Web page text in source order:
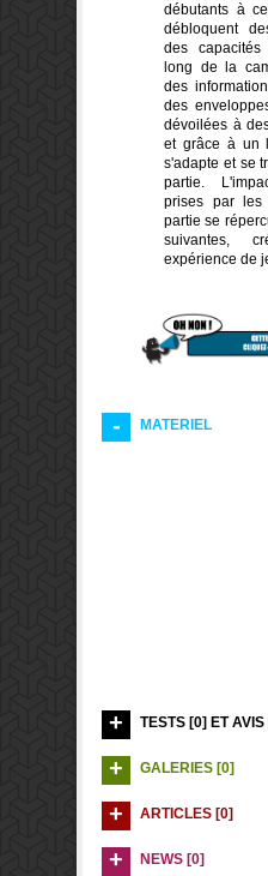
débutants à
débloquent
des
long de la
des
des
dévoilées à
et grâce à un
s'adapte et se
partie.
prises par les
partie se
suivantes,
expérience de
MATERIEL
TESTS [0] ET AVIS
GALERIES [0]
ARTICLES [0]
NEWS [0]